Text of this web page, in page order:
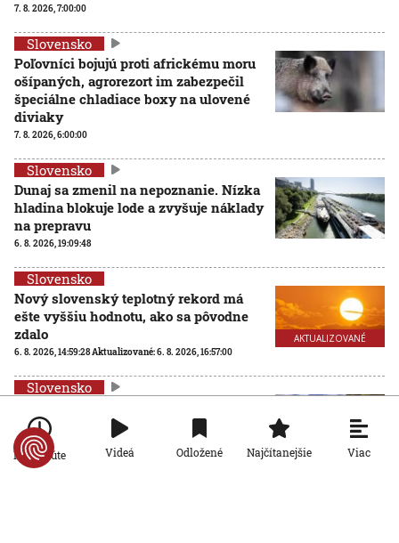
7. 8. 2026, 7:00:00
Slovensko
Poľovníci bojujú proti africkému moru
ošípaných, agrorezort im zabezpečil
špeciálne chladiace boxy na ulovené
diviaky
7. 8. 2026, 6:00:00
Slovensko
Dunaj sa zmenil na nepoznanie. Nízka
hladina blokuje lode a zvyšuje náklady
na prepravu
6. 8. 2026, 19:09:48
AKTUALIZOVANÉ
Slovensko
Nový slovenský teplotný rekord má
ešte vyššiu hodnotu, ako sa pôvodne
zdalo
6. 8. 2026, 14:59:28 Aktualizované:6. 8. 2026, 16:57:00
AKTUALIZOVANÉ
Slovensko
preberajú vlastníctvo lesov. Ministri
Taraba a Takáč podpísali memorandum
6. 8. 2026, 13:53:32 Aktualizované: 6. 8. 2026, 19:04:00
Po minúte Videá Odložené Najčítanejšie Viac